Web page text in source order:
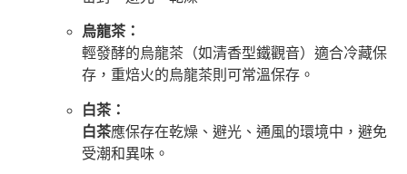
烏龍茶：
輕發酵的烏龍茶（如清香型鐵觀音）適合冷藏保
存，重焙火的烏龍茶則可常溫保存。
白茶：
白茶應保存在乾燥、避光、通風的環境中，避免
受潮和異味。